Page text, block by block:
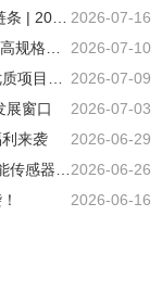
会即将开幕！
2026-07-16
将启幕！
2026-07-10
目登场
2026-07-09
展窗口
2026-07-03
来袭
2026-06-29
正式举办！
2026-06-26
2026-06-16